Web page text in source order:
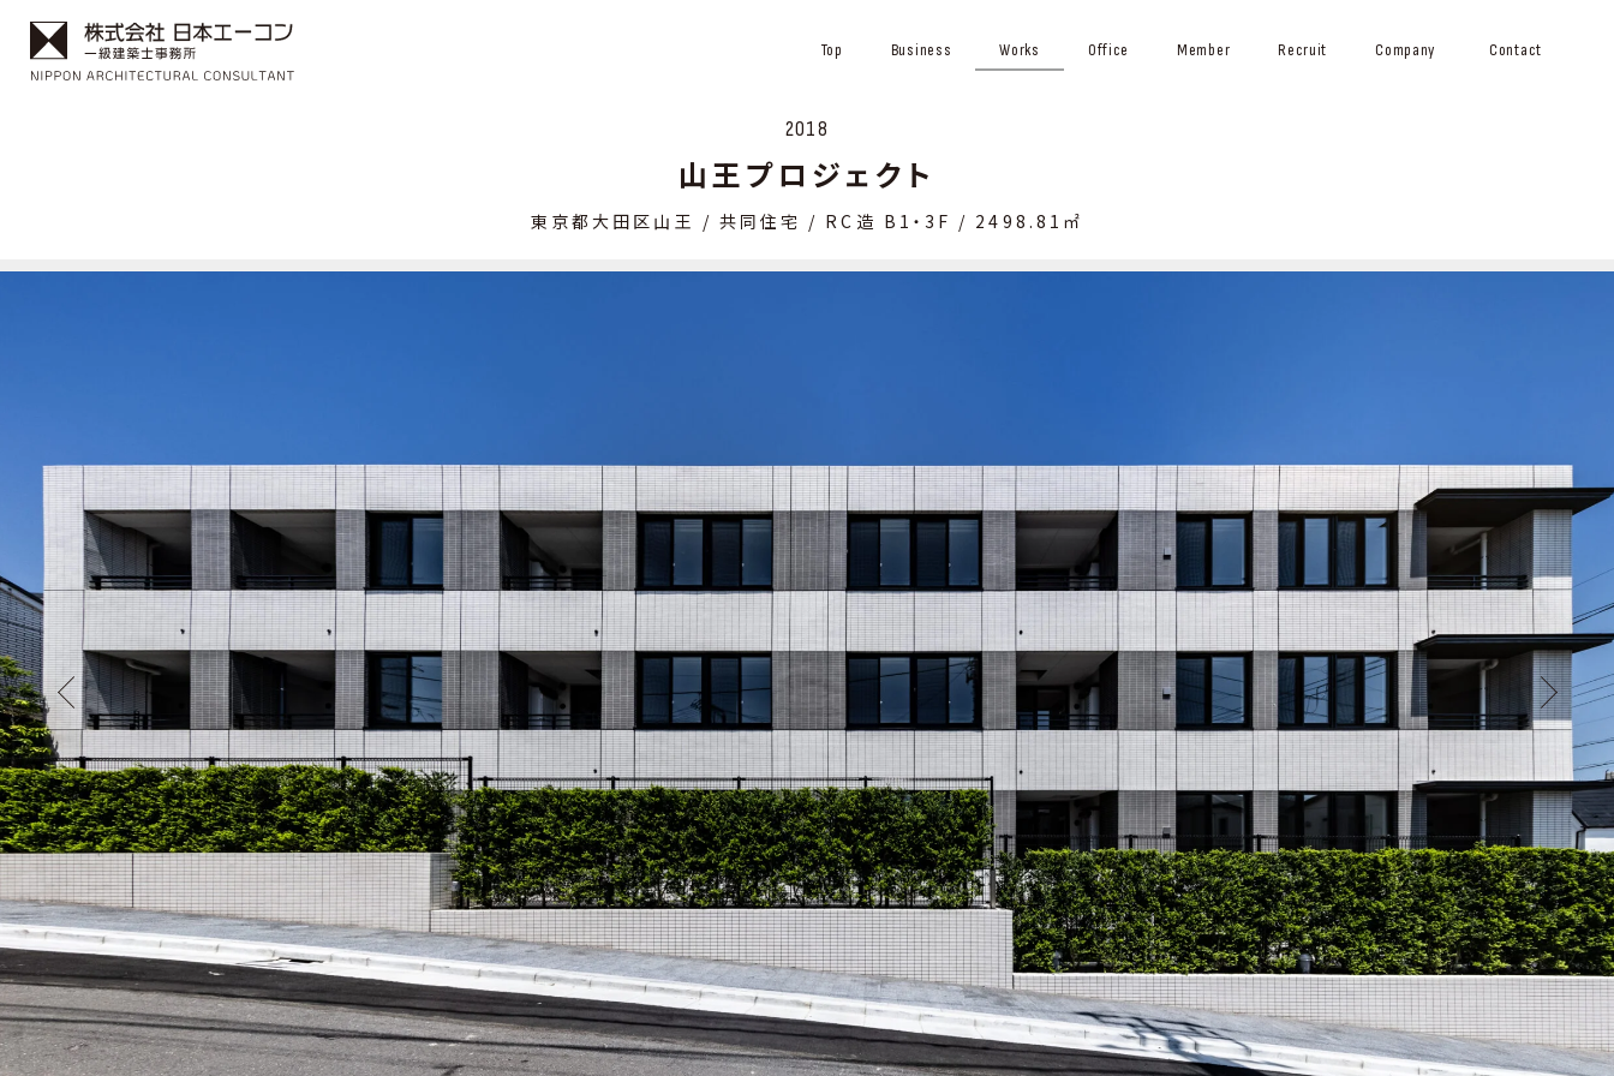
Top Business Works Office Member Recruit Company Contact
2018
⼭王プロジェクト
東京都⼤⽥区⼭王 / 共同住宅 / RC造 B1・3F / 2498.81㎡